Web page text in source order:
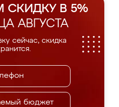
СКИДКУ В 5%
АВГУСТА
сейчас, скидка
бюджет